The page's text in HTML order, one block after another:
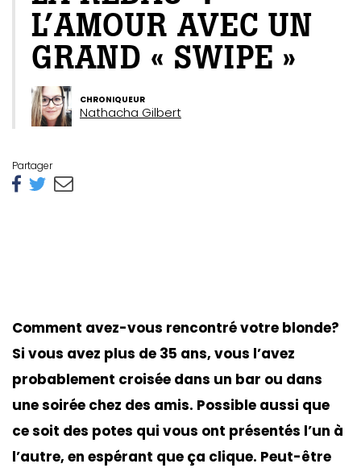
L’AMOUR AVEC UN
GRAND « SWIPE »
CHRONIQUEUR
Nathacha Gilbert
Partager
Comment avez-vous rencontré votre blonde?
Si vous avez plus de 35 ans, vous l’avez
probablement croisée dans un bar ou dans
une soirée chez des amis. Possible aussi que
ce soit des potes qui vous ont présentés l’un à
l’autre, en espérant que ça clique. Peut-être